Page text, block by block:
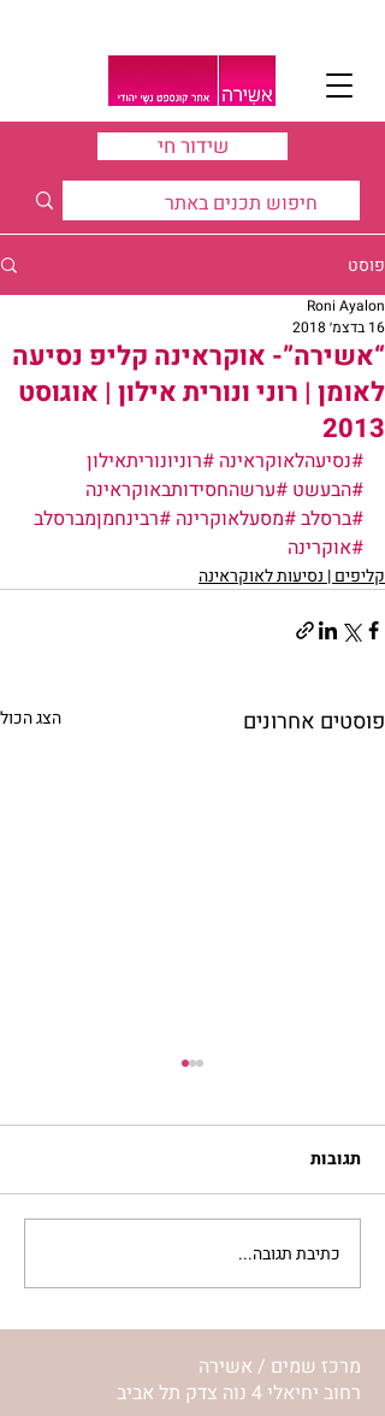
שידור חי
פוסט
“אשירה”- אוקראינה קליפ נסיעה
לאומן | רוני ונורית אילון | אוגוסט
2013
Roni Ayalon
16 בדצמ׳ 2018
#נסיעהלאוקראינה #רוניונוריתאילון
#הבעשט #ערשהחסידותבאוקראינה
#ברסלב#מסעלאוקרינה #רבינחמןמברסלב
#אוקרינה
קליפים | נסיעות לאוקראינה
פוסטים אחרונים הצג הכול
רגעים מיוחדים מהנסיעה
לאומן עם רוני ונורית אילון
הירש | פורים קטן תשע”ד
2014
תגובות
כתיבת תגובה...
מרכז שמים / אשירה
רחוב יחיאלי 4 נוה צדק תל אביב